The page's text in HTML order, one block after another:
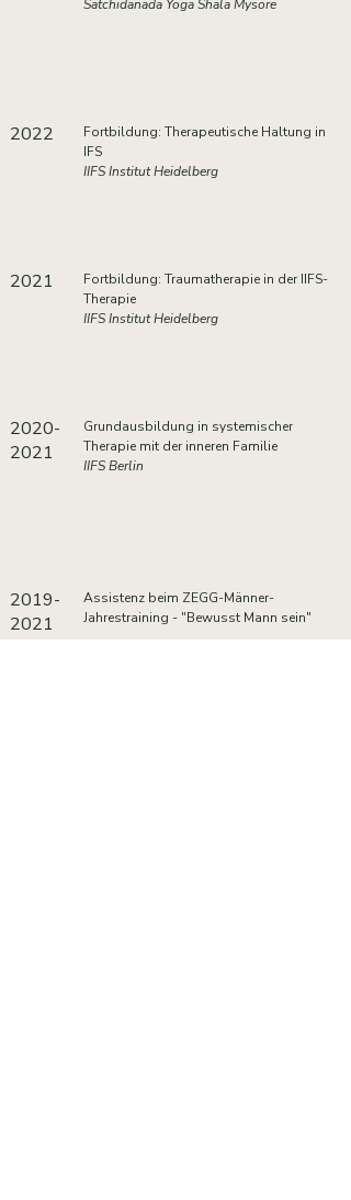
Satchidanada Yoga Shala Mysore
2022
Fortbildung: Therapeutische Haltung in
IFS
IIFS Institut Heidelberg
2021
Fortbildung: Traumatherapie in der IIFS-
Therapie
IIFS Institut Heidelberg
2020-
2021
Grundausbildung in systemischer
Therapie mit der inneren Familie
IIFS Berlin
2019-
2021
Assistenz beim ZEGG-Männer-
Jahrestraining - "Bewusst Mann sein"